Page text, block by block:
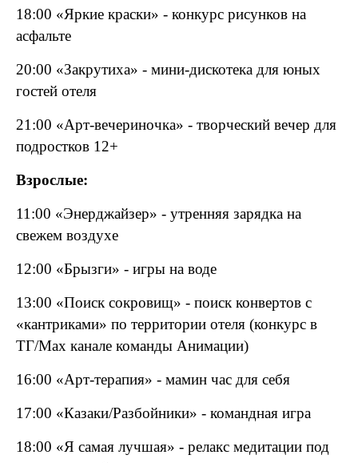
18:00 «Яркие краски» - конкурс рисунков на
асфальте
20:00 «Закрутиха» - мини-дискотека для юных
гостей отеля
21:00 «Арт-вечериночка» - творческий вечер для
подростков 12+
Взрослые:
11:00 «Энерджайзер» - утренняя зарядка на
свежем воздухе
12:00 «Брызги» - игры на воде
13:00 «Поиск сокровищ» - поиск конвертов с
«кантриками» по территории отеля (конкурс в
ТГ/Max канале команды Анимации)
16:00 «Арт-терапия» - мамин час для себя
17:00 «Казаки/Разбойники» - командная игра
18:00 «Я самая лучшая» - релакс медитации под